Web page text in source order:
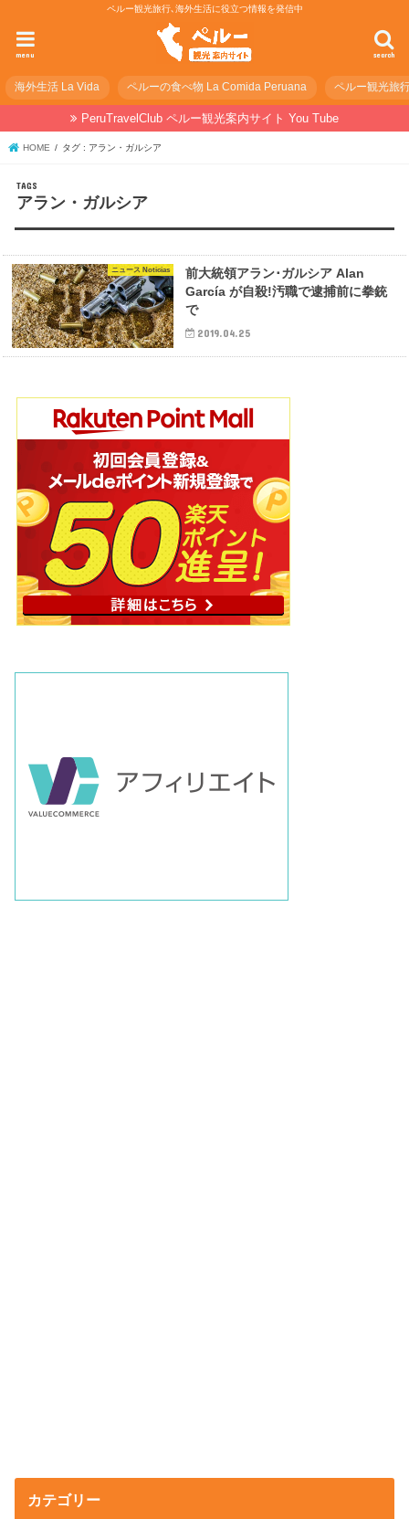
ペルー観光旅行､海外生活に役立つ情報を発信中
search
menu
海外生活 La Vida ペルーの食べ物 La Comida Peruana ペルー観光旅
PeruTravelClub ペルー観光案内サイト You Tube
HOME タグ : アラン・ガルシア
アラン・ガルシア
ニュース Noticias
前大統領アラン･ガルシア Alan
García が自殺!汚職で逮捕前に拳銃
で
2019.04.25
カテゴリー